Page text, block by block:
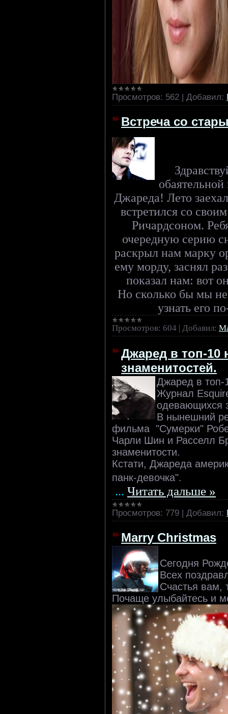
Просмотров: 562 | Добавил:
Встреча со
Джареда! Лето
встретился со
Ричардсоном.
очередную серию
раскрыл нам марку
ему морду, заснял
показал нам: вот
Но сколько бы мы
узнать его
Просмотров: 604 | Добавил:
Джаред в топ-10
знаменитостей.
Джаред в топ-
Журнал
одевающихся
В нынешний
фильма "Сумерки"
Чарли Шин и Расселл
знаменитости.
Кстати, Джареда
панк-девочка".
... Читать дальше »
Просмотров: 779 | Добавил:
Marry Christmas
Сегодня
Всех
Счастья вам,
Почаще улыбайтесь и